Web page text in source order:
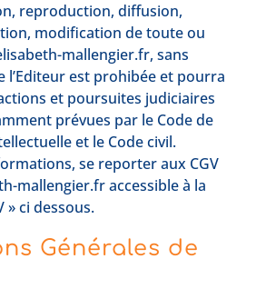
reproduction, diffusion,
modification de toute ou
mallengier.fr, sans
l’Editeur est prohibée et pourra
et poursuites judiciaires
prévues par le Code de
et le Code civil.
se reporter aux CGV
mallengier.fr accessible à la
» ci dessous.
Générales de